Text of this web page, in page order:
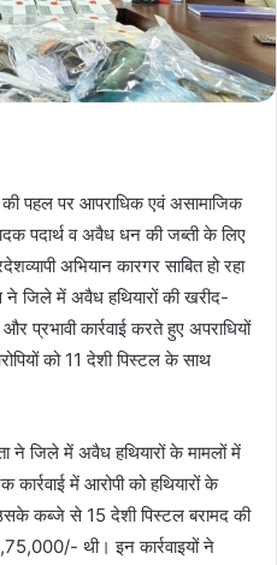
पहल पर आपराधिक एवं असामाजिक
पदार्थ व अवैध धन की जब्‍ती के लिए
अभियान कारगर साबित हो रहा
जिले में अवैध हथियारों की खरीद-
कार्रवाई करते हुए अपराधियों
को 11 देशी पिस्टल के साथ
ने जिले में अवैध हथियारों के मामलों में
कार्रवाई में आरोपी को हथियारों के
कब्जे से 15 देशी पिस्टल बरामद की
थी। इन कार्रवाइयों ने